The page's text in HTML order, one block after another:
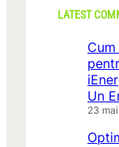
LATEST
Un
23